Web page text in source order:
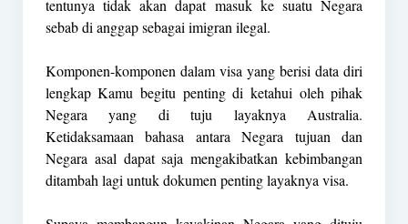
tentunya tidak akan dapat masuk ke suatu Negara
sebab di anggap sebagai imigran ilegal.
Komponen-komponen dalam visa yang berisi data diri
lengkap Kamu begitu penting di ketahui oleh pihak
Negara yang di tuju layaknya Australia.
Ketidaksamaan bahasa antara Negara tujuan dan
Negara asal dapat saja mengakibatkan kebimbangan
ditambah lagi untuk dokumen penting layaknya visa.